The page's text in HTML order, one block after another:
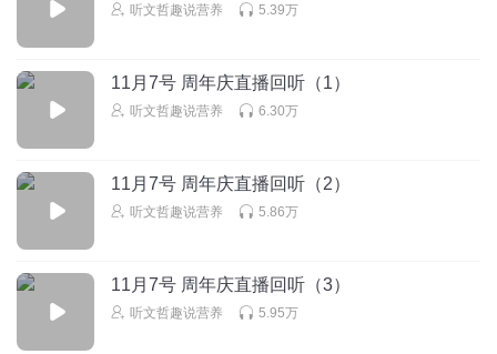
听文哲趣说营养 5.39万
11月7号 周年庆直播回听（1）
听文哲趣说营养 6.30万
11月7号 周年庆直播回听（2）
听文哲趣说营养 5.86万
11月7号 周年庆直播回听（3）
听文哲趣说营养 5.95万